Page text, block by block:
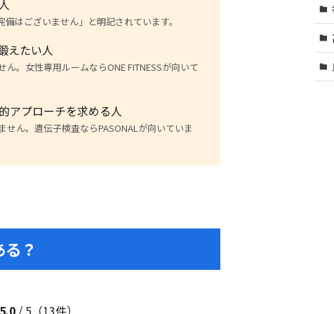
はございません」と明記されています。
えたい人
ん。女性専用ルームならONE FITNESSが向いて
アプローチを求める人
せん。遺伝子検査ならPASONALが向いていま
？